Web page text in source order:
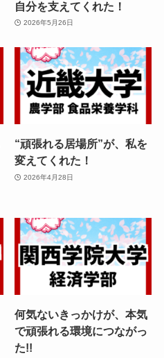
自分を支えてくれた！
2026年5月26日
“頑張れる居場所”が、私を
変えてくれた！
2026年4月28日
何気ないきっかけが、本気
で頑張れる環境につながっ
た!!